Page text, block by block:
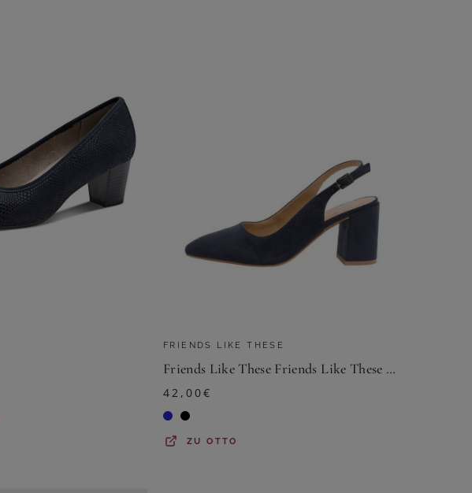
FRIENDS LIKE THESE
Friends Like These Friends Like These Slingbacks, weite Passform Pumps (1-tlg)
42,00€
ZUOTTO